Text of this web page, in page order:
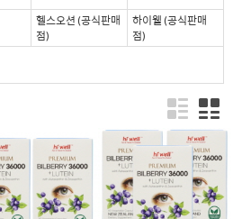
헬스오션 (공식판매
점)
하이웰 (공식판매
점)